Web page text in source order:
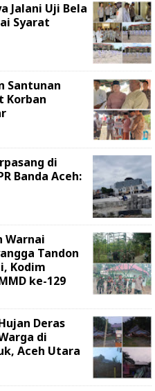
Jalani Uji Bela
Syarat
Santunan
Korban
di
Banda Aceh:
Warnai
Tandon
Kodim
ke-129
Deras
di
Aceh Utara